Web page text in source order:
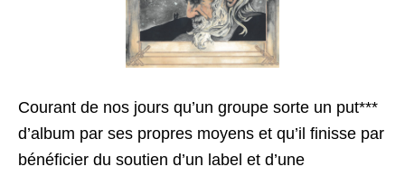
Courant de nos jours qu’un groupe sorte un put***
d’album par ses propres moyens et qu’il finisse par
bénéficier du soutien d’un label et d’une